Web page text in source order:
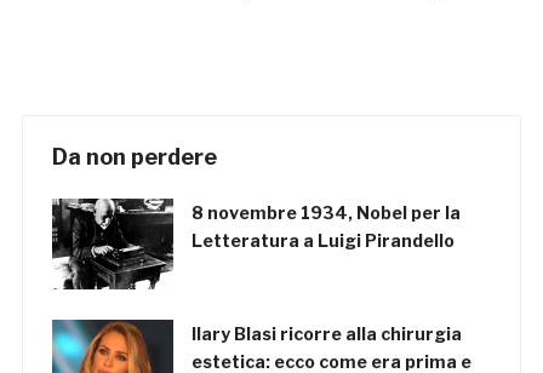
Da non perdere
8 novembre 1934, Nobel per la
Letteratura a Luigi Pirandello
Ilary Blasi ricorre alla chirurgia
estetica: ecco come era prima e